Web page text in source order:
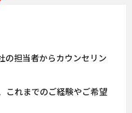
の担当者からカウンセリン
これまでのご経験やご希望